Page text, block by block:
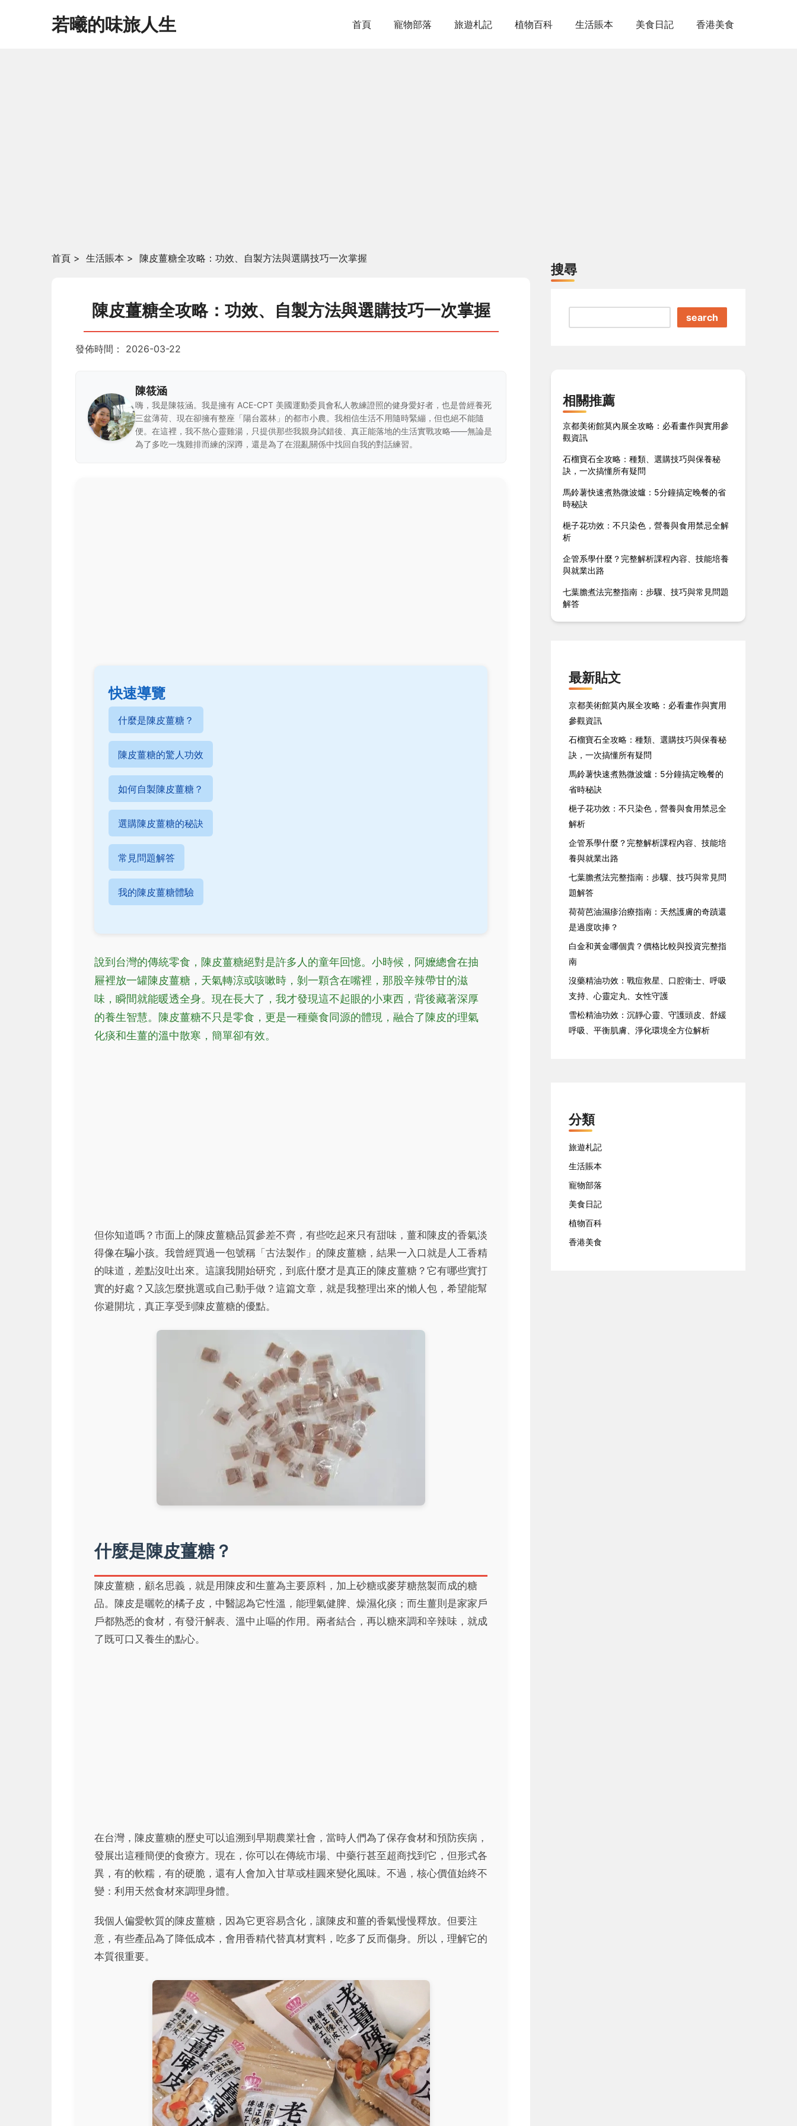
若曦的味旅人生 首頁 寵物部落 旅遊札記 植物百科 生活賬本 美食日記 香港美食
首頁 > 生活賬本 > 陳皮薑糖全攻略：功效、自製方法與選購技巧一次掌握
陳皮薑糖全攻略：功效、自製方法與選購技巧一次掌握
發佈時間： 2026-03-22
陳筱涵
嗨，我是陳筱涵。我是擁有 ACE-CPT 美國運動委員會私人教練證照的健身愛好者，也是曾經養死
三盆薄荷、現在卻擁有整座「陽台叢林」的都市小農。我相信生活不用隨時緊繃，但也絕不能隨
便。在這裡，我不熬心靈雞湯，只提供那些我親身試錯後、真正能落地的生活實戰攻略——無論是
為了多吃一塊雞排而練的深蹲，還是為了在混亂關係中找回自我的對話練習。
快速導覽
什麼是陳皮薑糖？
陳皮薑糖的驚人功效
如何自製陳皮薑糖？
選購陳皮薑糖的秘訣
常見問題解答
我的陳皮薑糖體驗
說到台灣的傳統零食，陳皮薑糖絕對是許多人的童年回憶。小時候，阿嬤總會在抽
屜裡放一罐陳皮薑糖，天氣轉涼或咳嗽時，剝一顆含在嘴裡，那股辛辣帶甘的滋
味，瞬間就能暖透全身。現在長大了，我才發現這不起眼的小東西，背後藏著深厚
的養生智慧。陳皮薑糖不只是零食，更是一種藥食同源的體現，融合了陳皮的理氣
化痰和生薑的溫中散寒，簡單卻有效。
但你知道嗎？市面上的陳皮薑糖品質參差不齊，有些吃起來只有甜味，薑和陳皮的香氣淡
得像在騙小孩。我曾經買過一包號稱「古法製作」的陳皮薑糖，結果一入口就是人工香精
的味道，差點沒吐出來。這讓我開始研究，到底什麼才是真正的陳皮薑糖？它有哪些實打
實的好處？又該怎麼挑選或自己動手做？這篇文章，就是我整理出來的懶人包，希望能幫
你避開坑，真正享受到陳皮薑糖的優點。
什麼是陳皮薑糖？
陳皮薑糖，顧名思義，就是用陳皮和生薑為主要原料，加上砂糖或麥芽糖熬製而成的糖
品。陳皮是曬乾的橘子皮，中醫認為它性溫，能理氣健脾、燥濕化痰；而生薑則是家家戶
戶都熟悉的食材，有發汗解表、溫中止嘔的作用。兩者結合，再以糖來調和辛辣味，就成
了既可口又養生的點心。
在台灣，陳皮薑糖的歷史可以追溯到早期農業社會，當時人們為了保存食材和預防疾病，
發展出這種簡便的食療方。現在，你可以在傳統市場、中藥行甚至超商找到它，但形式各
異，有的軟糯，有的硬脆，還有人會加入甘草或桂圓來變化風味。不過，核心價值始終不
變：利用天然食材來調理身體。
我個人偏愛軟質的陳皮薑糖，因為它更容易含化，讓陳皮和薑的香氣慢慢釋放。但要注
意，有些產品為了降低成本，會用香精代替真材實料，吃多了反而傷身。所以，理解它的
本質很重要。
搜尋
search
相關推薦
京都美術館莫內展全攻略：必看畫作與實用參
觀資訊
石榴寶石全攻略：種類、選購技巧與保養秘
訣，一次搞懂所有疑問
馬鈴薯快速煮熟微波爐：5分鐘搞定晚餐的省
時秘訣
梔子花功效：不只染色，營養與食用禁忌全解
析
企管系學什麼？完整解析課程內容、技能培養
與就業出路
七葉膽煮法完整指南：步驟、技巧與常見問題
解答
最新貼文
京都美術館莫內展全攻略：必看畫作與實用
參觀資訊
石榴寶石全攻略：種類、選購技巧與保養秘
訣，一次搞懂所有疑問
馬鈴薯快速煮熟微波爐：5分鐘搞定晚餐的
省時秘訣
梔子花功效：不只染色，營養與食用禁忌全
解析
企管系學什麼？完整解析課程內容、技能培
養與就業出路
七葉膽煮法完整指南：步驟、技巧與常見問
題解答
荷荷芭油濕疹治療指南：天然護膚的奇蹟還
是過度吹捧？
白金和黃金哪個貴？價格比較與投資完整指
南
沒藥精油功效：戰痘救星、口腔衛士、呼吸
支持、心靈定丸、女性守護
雪松精油功效：沉靜心靈、守護頭皮、舒緩
呼吸、平衡肌膚、淨化環境全方位解析
分類
旅遊札記
生活賬本
寵物部落
美食日記
植物百科
香港美食